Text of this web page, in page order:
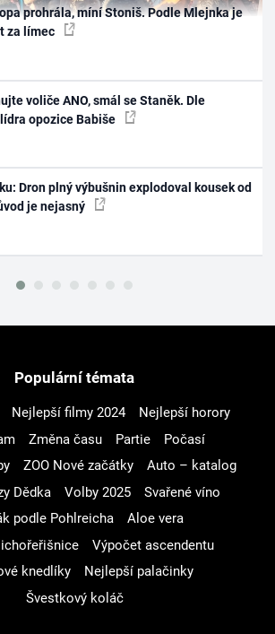
prohrála, míní Stoniš. Podle Mlejnka je
za límec
voliče ANO, smál se Staněk. Dle
opozice Babiše
Dron plný výbušnin explodoval kousek od
je nejasný
Populární témata
Nejlepší filmy 2024
Nejlepší horory
Změna času Partie
Počasí
ZOO Nové začátky
Auto – katalog
Dědka
Volby 2025
Svařené víno
podle Pohlreicha
Aloe vera
Výpočet ascendentu
knedlíky
Nejlepší palačinky
Švestkový koláč